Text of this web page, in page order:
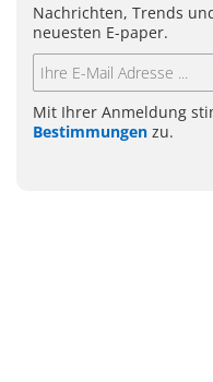
Nachrichten, Trends
neuesten E-paper.
Mit Ihrer Anmeldung
Bestimmungen zu.